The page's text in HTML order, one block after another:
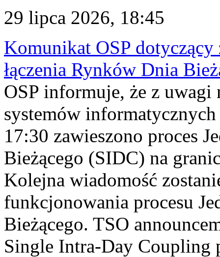
29 lipca 2026, 18:45
Komunikat OSP dotyczący
łączenia Rynków Dnia
OSP informuje, że z uwagi
systemów
17:30 zawieszono proces
Bieżącego (SIDC) na
Kolejna wiadomość
funkcjonowania procesu
Bieżącego. TSO
Single Intra-Day Coupling